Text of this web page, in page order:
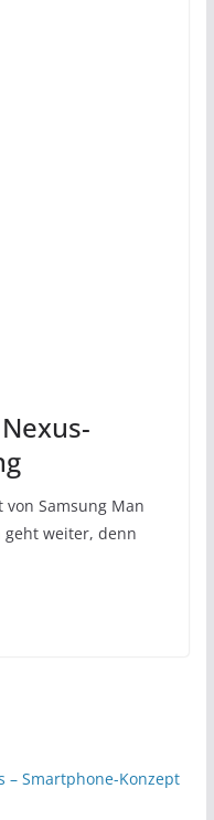
von Samsung Man
geht weiter, denn
– Smartphone-Konzept